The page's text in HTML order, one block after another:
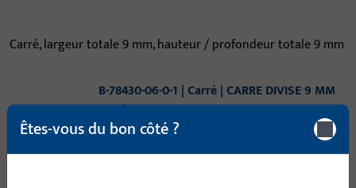
Carré, largeur totale 9 mm, hauteur / profondeur totale 9 mm
B-78430-06-0-1 | Carré | CARRE DIVISE 9 MM
LI25/LA55
Êtes-vous du bon côté ?